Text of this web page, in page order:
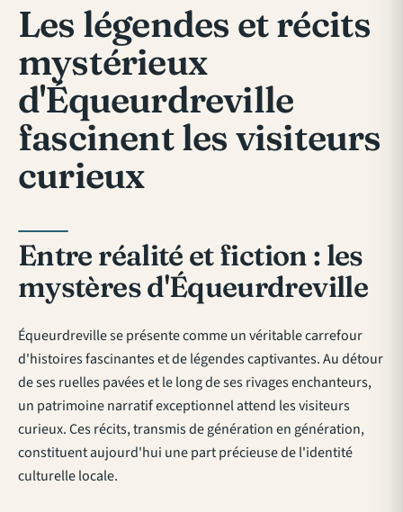
Les légendes et récits
mystérieux
d'Équeurdreville
fascinent les visiteurs
curieux
Entre réalité et fiction : les
mystères d'Équeurdreville
Équeurdreville se présente comme un véritable carrefour
d'histoires fascinantes et de légendes captivantes. Au détour
de ses ruelles pavées et le long de ses rivages enchanteurs,
un patrimoine narratif exceptionnel attend les visiteurs
curieux. Ces récits, transmis de génération en génération,
constituent aujourd'hui une part précieuse de l'identité
culturelle locale.